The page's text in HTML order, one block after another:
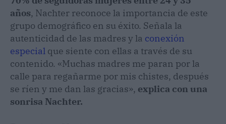
años, Nachter reconoce la importancia de este
grupo demográfico en su éxito. Señala la
autenticidad de las madres y la conexión
especial que siente con ellas a través de su
contenido. «Muchas madres me paran por la
calle para regañarme por mis chistes, después
se ríen y me dan las gracias», explica con una
sonrisa Nachter.